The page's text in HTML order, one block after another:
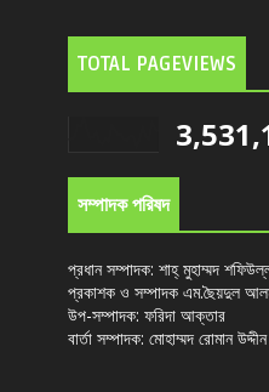
TOTAL PAGEVIEWS
সম্পাদক পরিষদ
প্রধান সম্পাদক: শাহ্ মুহাম্মদ
প্রকাশক ও সম্পাদক এম.ছৈয়দুল
উপ-সম্পাদক: ফরিদা আক্তার
বার্তা সম্পাদক: মোহাম্মদ রোমান